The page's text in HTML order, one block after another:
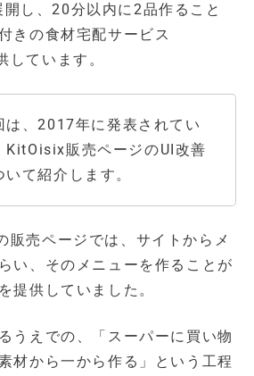
し、20分以内に2品作ること
きの食材宅配サービス
しています。
は、2017年に発表されてい
KitOisix販売ページのUI改善
いて紹介します。
販売ページでは、サイトからメ
い、そのメニューを作ることが
提供していました。
うえでの、「スーパーに買い物
材から一から作る」という工程